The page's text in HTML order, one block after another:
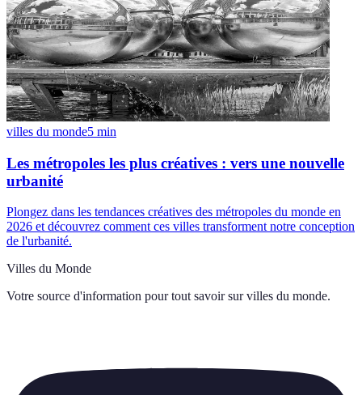
villes du monde5 min
Les métropoles les plus créatives : vers une nouvelle
urbanité
Plongez dans les tendances créatives des métropoles du monde en
2026 et découvrez comment ces villes transforment notre conception
de l'urbanité.
Villes du Monde
Votre source d'information pour tout savoir sur villes du monde.